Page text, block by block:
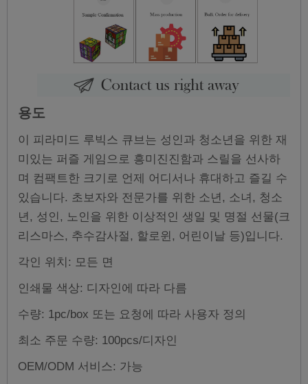
용도
이 피라미드 루빅스 큐브는 성인과 청소년을 위한 재
미있는 퍼즐 게임으로 흥미진진함과 스릴을 선사하
며 컴팩트한 크기로 언제 어디서나 휴대하고 즐길 수
있습니다. 초보자와 전문가를 위한 소년, 소녀, 청소
년, 성인, 노인을 위한 이상적인 생일 및 명절 선물(크
리스마스, 추수감사절, 할로윈, 어린이날 등)입니다.
각인 위치: 모든 면
인쇄물 색상: 디자인에 따라 다름
수량: 1pc/box 또는 요청에 따라 사용자 정의
최소 주문 수량: 100pcs/디자인
OEM/ODM 서비스: 가능